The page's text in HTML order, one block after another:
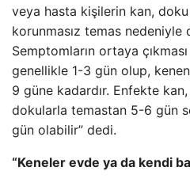
veya hasta kişilerin kan, doku
korunmasız temas nedeniyle
Semptomların ortaya
genellikle 1-3 gün olup,
9 güne kadardır. Enfekte
dokularla temastan 5-6 gün
gün olabilir” dedi.
“Keneler evde ya da kendi